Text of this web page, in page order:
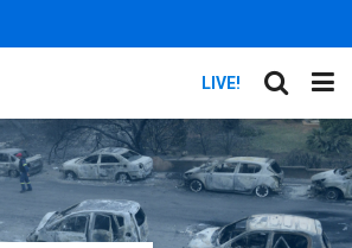
LIVE!